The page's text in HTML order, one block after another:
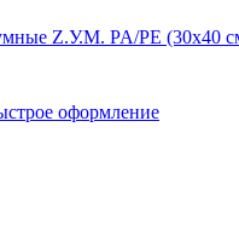
Z.У.М. PA/PE (30х40
оформление